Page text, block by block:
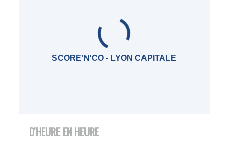
SCORE'N'CO - LYON CAPITALE
D'HEURE EN HEURE